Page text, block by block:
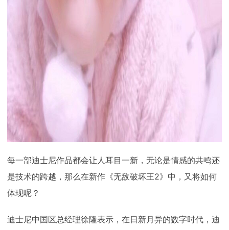
每一部迪士尼作品都会让人耳目一新，无论是情感的共鸣还
是技术的跨越，那么在新作《无敌破坏王2》中，又将如何
体现呢？
迪士尼中国区总经理徐隆表示，在日新月异的数字时代，迪